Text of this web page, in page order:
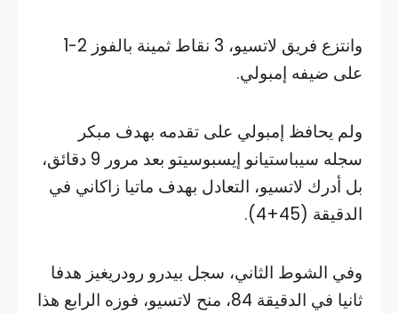
وانتزع فريق لاتسيو، 3 نقاط ثمينة بالفوز 2-1
على ضيفه إمبولي.
ولم يحافظ إمبولي على تقدمه بهدف مبكر
سجله سيباستيانو إيسبوسيتو بعد مرور 9 دقائق،
بل أدرك لاتسيو، التعادل بهدف ماتيا زاكاني في
الدقيقة (45+4).
وفي الشوط الثاني، سجل بيدرو رودريغيز هدفا
ثانيا في الدقيقة 84، منح لاتسيو، فوزه الرابع هذا